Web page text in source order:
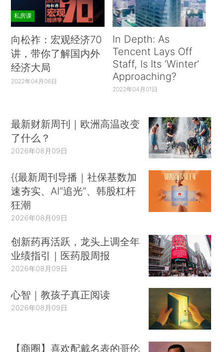
私房课
向松祚：宏观经济70
讲，带你了解国内外
经济大局
2022年04月06日
In Depth: As
Tencent Lays Off
Staff, Is Its ‘Winter’
Approaching?
2022年04月01日
最新财新周刊｜欧洲高温改变
了什么？
2026年08月09日
{{最新周刊导播｜社保基数加
速夯实、AI“追光”、韩股杠杆
狂潮
2026年08月09日
创新药再活跃，龙头上调全年
业绩指引｜医药股周报
2026年08月09日
心智｜教孩子真正阅读
2026年08月09日
【商圈】喜欢配戴名表的哥伦